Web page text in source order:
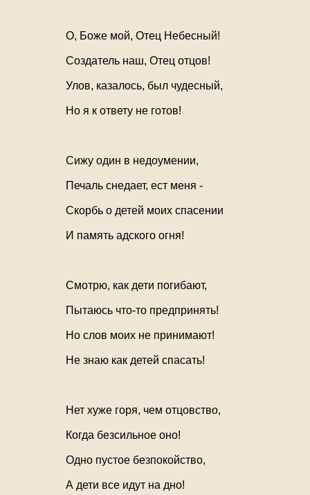
О, Боже мой, Отец Небесный!
Создатель наш, Отец отцов!
Улов, казалось, был чудесный,
Но я к ответу не готов!
Сижу один в недоумении,
Печаль снедает, ест меня -
Скорбь о детей моих спасении
И память адского огня!
Смотрю, как дети погибают,
Пытаюсь что-то предпринять!
Но слов моих не принимают!
Не знаю как детей спасать!
Нет хуже горя, чем отцовство,
Когда безсильное оно!
Одно пустое безпокойство,
А дети все идут на дно!